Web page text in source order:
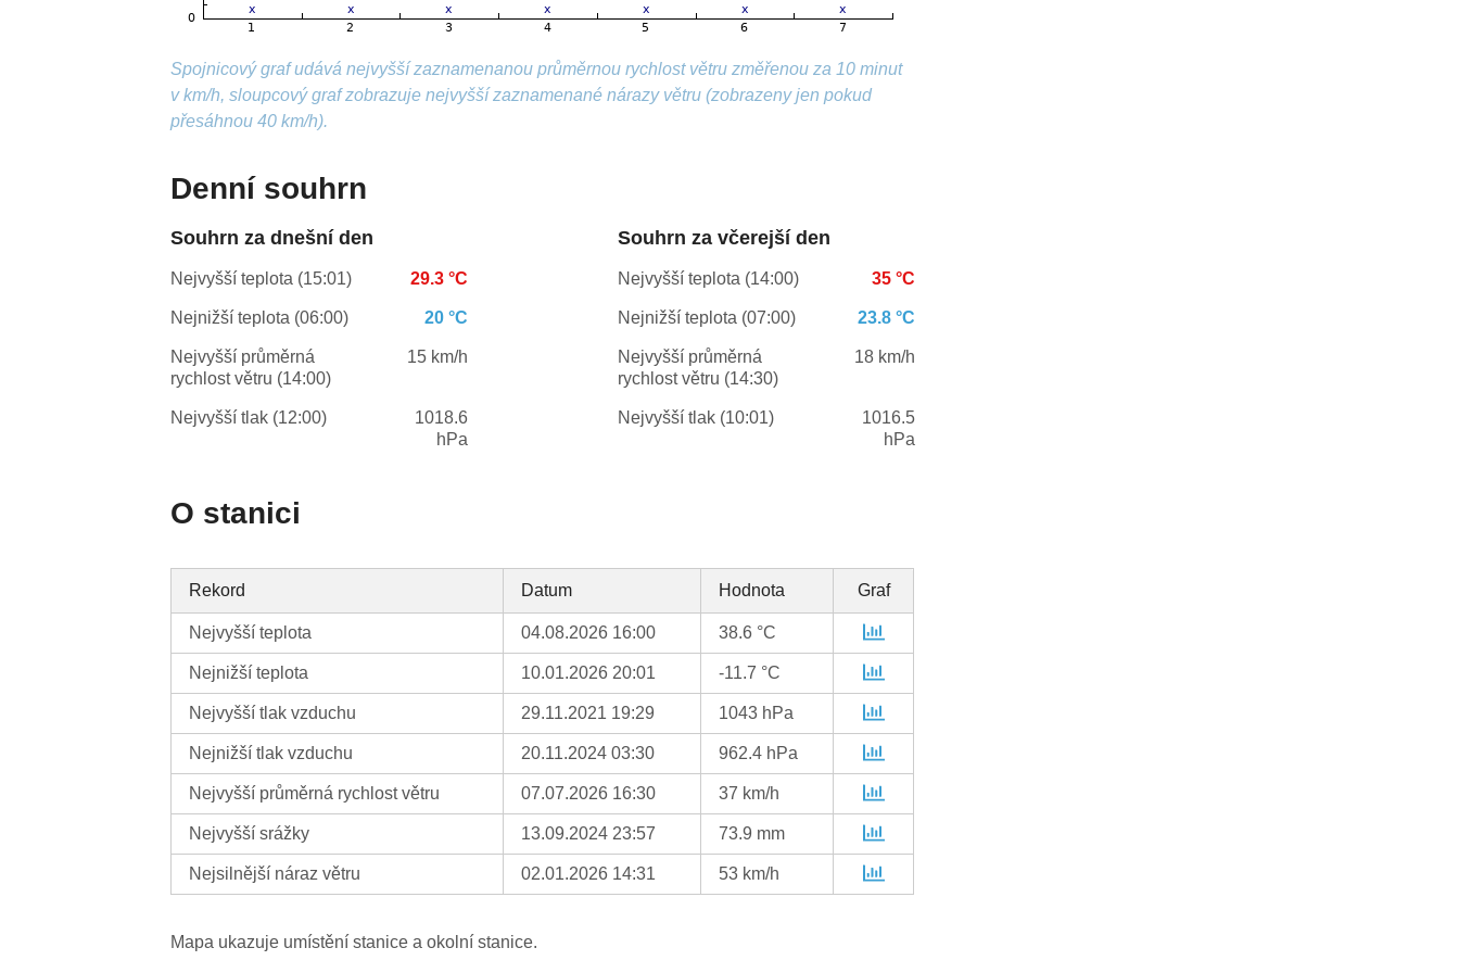
Spojnicový graf udává nejvyšší zaznamenanou průměrnou rychlost větru změřenou za 10 minut
v km/h, sloupcový graf zobrazuje nejvyšší zaznamenané nárazy větru (zobrazeny jen pokud
přesáhnou 40 km/h).
Denní souhrn
Souhrn za dnešní den
Nejvyšší teplota (15:01) 29.3 °C
Nejnižší teplota (06:00) 20 °C
Nejvyšší průměrná
rychlost větru (14:00)
15 km/h
Nejvyšší tlak (12:00)
1018.6
hPa
Souhrn za včerejší den
Nejvyšší teplota (14:00) 35 °C
Nejnižší teplota (07:00) 23.8 °C
Nejvyšší průměrná
rychlost větru (14:30)
18 km/h
Nejvyšší tlak (10:01)
1016.5
hPa
O stanici
Rekord Datum Hodnota Graf
Nejvyšší teplota 04.08.2026 16:00 38.6 °C
Nejnižší teplota 10.01.2026 20:01 -11.7 °C
Nejvyšší tlak vzduchu 29.11.2021 19:29 1043 hPa
Nejnižší tlak vzduchu 20.11.2024 03:30 962.4 hPa
Nejvyšší průměrná rychlost větru 07.07.2026 16:30 37 km/h
Nejvyšší srážky 13.09.2024 23:57 73.9 mm
Nejsilnější náraz větru 02.01.2026 14:31 53 km/h
Mapa ukazuje umístění stanice a okolní stanice.